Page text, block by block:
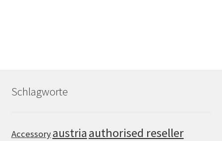
Schlagworte
Accessoryaustria authorised reseller